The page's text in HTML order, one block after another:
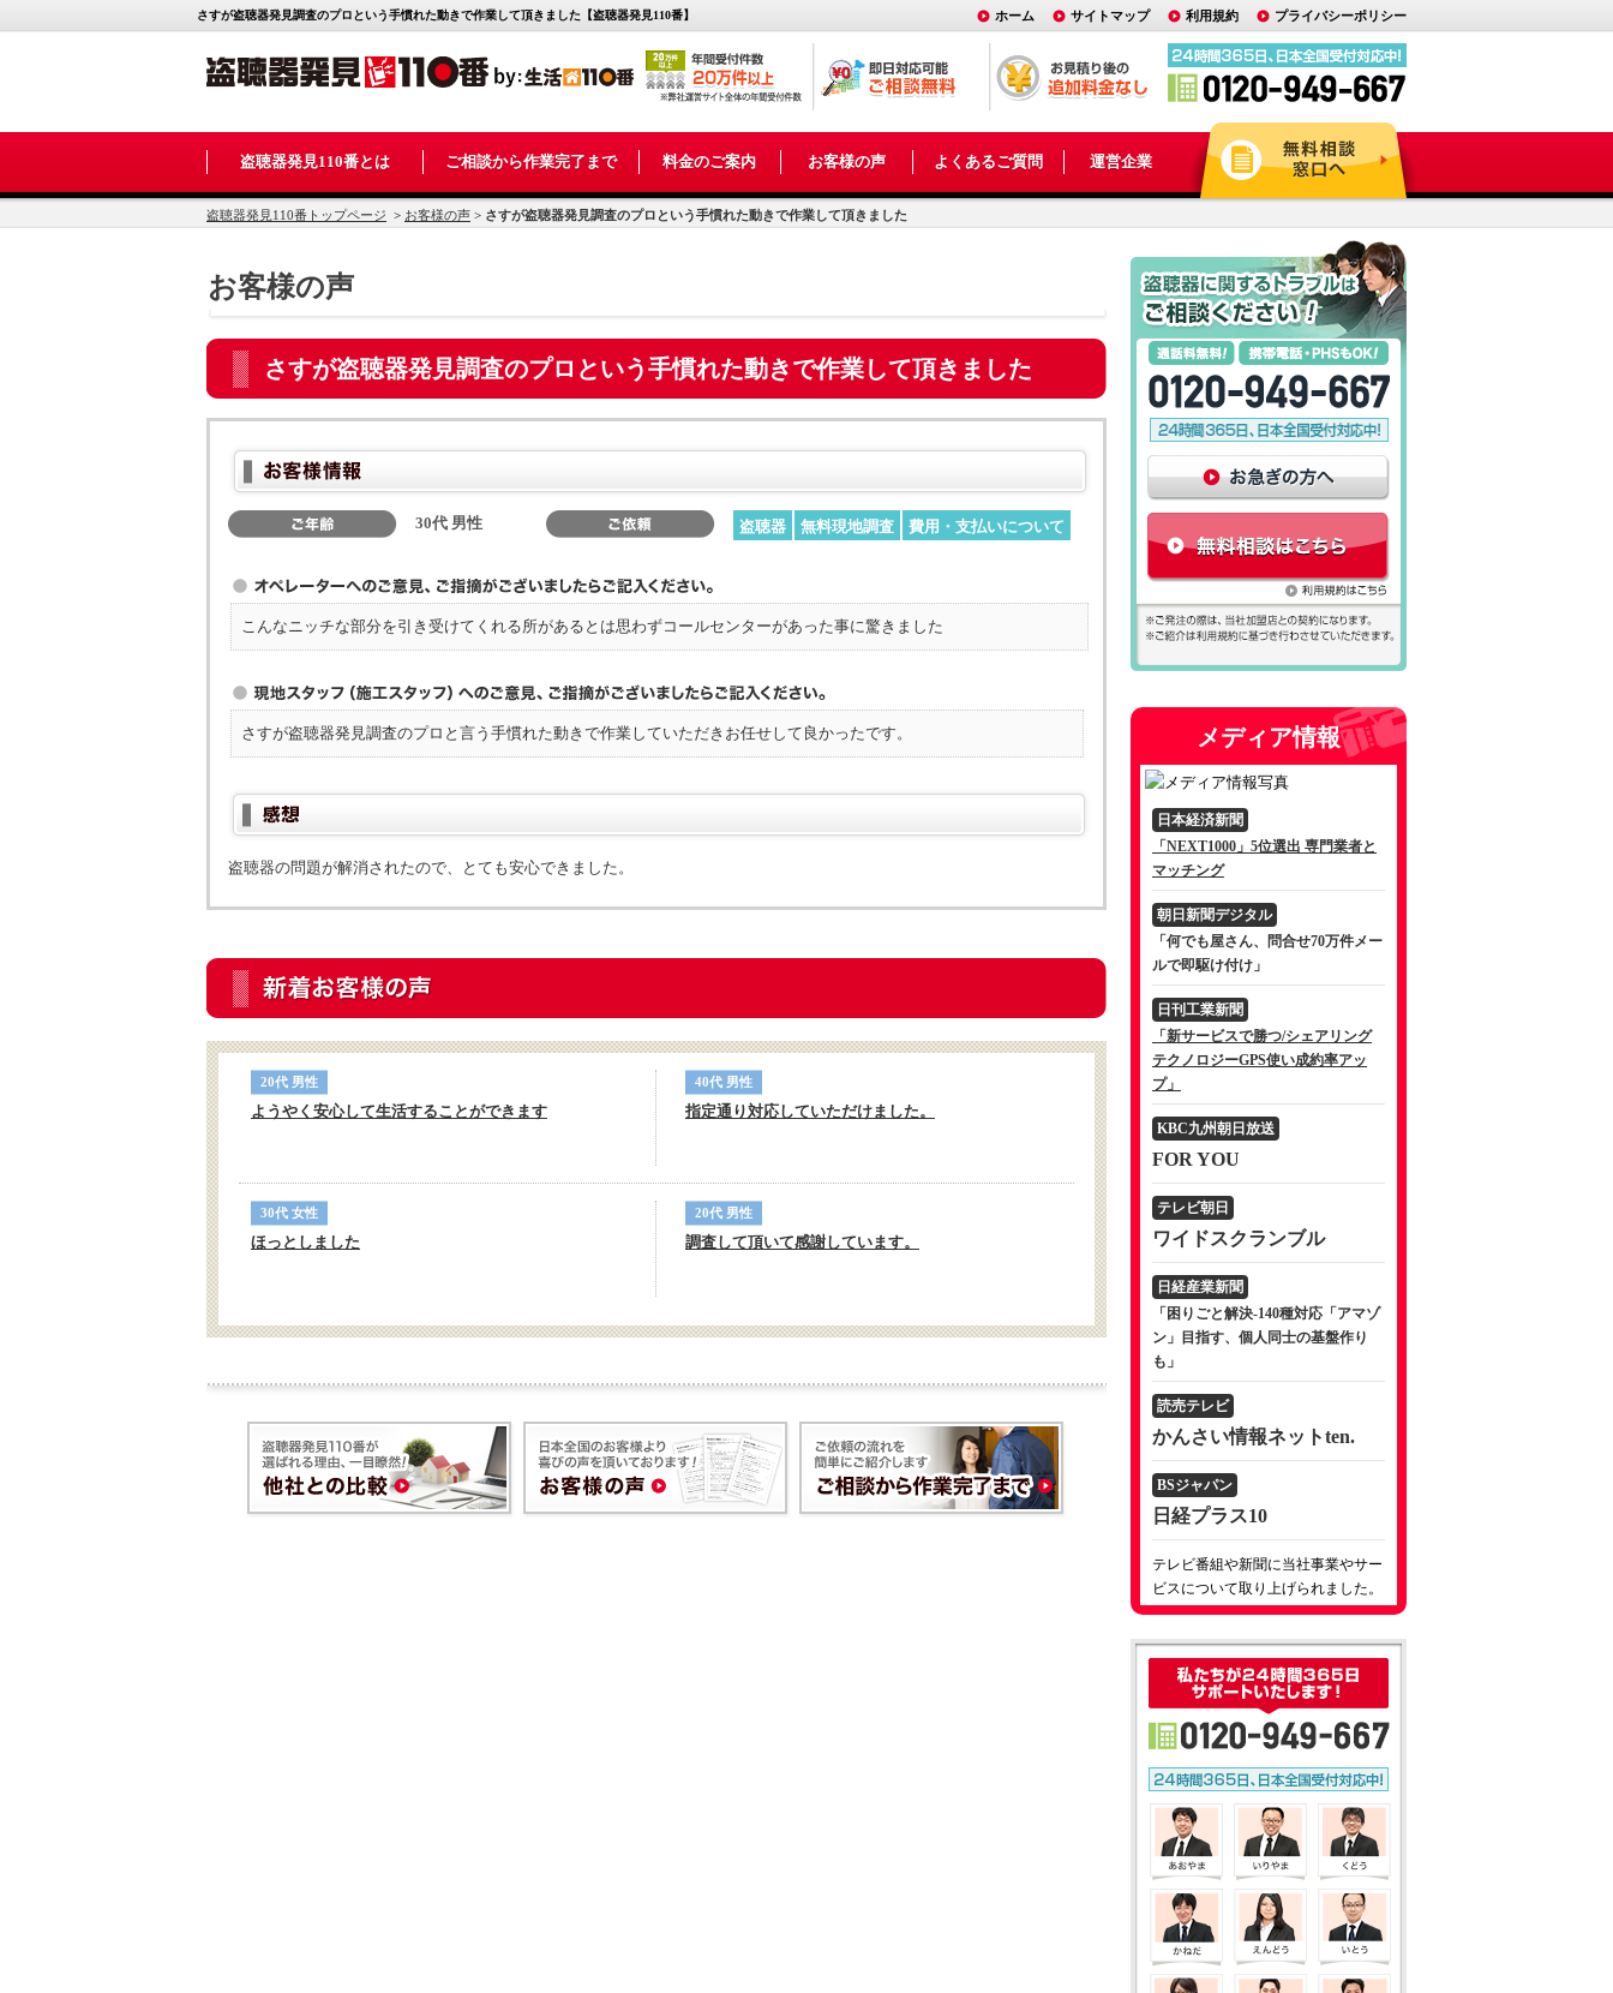
さすが盗聴器発見調査のプロという手慣れた動きで作業して頂きました【盗聴器発見110番】 プライバシーポリシー
利用規約
サイトマップ
ホーム
盗聴器発見110番とは ご相談から作業完了まで 料金のご案内 お客様の声 よくあるご質問 運営企業
盗聴器発見110番トップページ > お客様の声 > さすが盗聴器発見調査のプロという手慣れた動きで作業して頂きました
お客様の声
さすが盗聴器発見調査のプロという手慣れた動きで作業して頂きました
30代 男性 盗聴器 無料現地調査 費用・支払いについて
こんなニッチな部分を引き受けてくれる所があるとは思わずコールセンターがあった事に驚きました
さすが盗聴器発見調査のプロと言う手慣れた動きで作業していただきお任せして良かったです。
盗聴器の問題が解消されたので、とても安心できました。
20代 男性
ようやく安心して生活することができます
40代 男性
指定通り対応していただけました。
30代 女性
ほっとしました
20代 男性
調査して頂いて感謝しています。
メディア情報
日本経済新聞
「NEXT1000」5位選出 専門業者と
マッチング
朝日新聞デジタル
「何でも屋さん、問合せ70万件メー
ルで即駆け付け」
日刊工業新聞
「新サービスで勝つ/シェアリング
テクノロジーGPS使い成約率アッ
プ」
KBC九州朝日放送
FOR YOU
テレビ朝日
ワイドスクランブル
日経産業新聞
「困りごと解決-140種対応「アマゾ
ン」目指す、個人同士の基盤作り
も」
読売テレビ
かんさい情報ネットten.
BSジャパン
日経プラス10
テレビ番組や新聞に当社事業やサー
ビスについて取り上げられました。